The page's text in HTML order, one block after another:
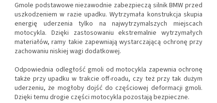
Gmole podstawowe niezawodnie zabezpieczą silnik BMW przed
uszkodzeniem w razie upadku. Wytrzymała konstrukcja skupia
energię uderzenia tylko na najwytrzymalszych miejscach
motocykla. Dzięki zastosowaniu ekstremalnie wytrzymałych
materiałów, ramy takie zapewniają wystarczającą ochronę przy
zachowaniu niskiej wagi dodatkowej.
Odpowiednia odległość gmoli od motocykla zapewnia ochronę
także przy upadku w trakcie off-roadu, czy też przy tak dużym
uderzeniu, że mogłoby dojść do częściowej deformacji gmoli.
Dzięki temu drogie części motocykla pozostają bezpieczne.